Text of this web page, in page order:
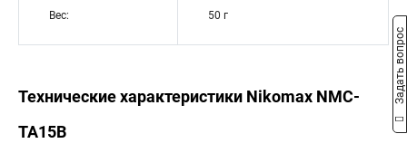
Вес: 50 г
Технические характеристики Nikomax NMC-
TA15B
Задать вопрос